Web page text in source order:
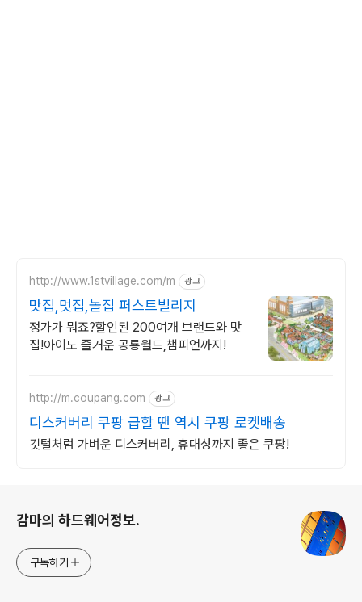
http://www.1stvillage.com/m 광고
맛집,멋집,놀집 퍼스트빌리지
정가가 뭐죠?할인된 200여개 브랜드와 맛
집!아이도 즐거운 공룡월드,챔피언까지!
http://m.coupang.com 광고
디스커버리 쿠팡 급할 땐 역시 쿠팡 로켓배송
깃털처럼 가벼운 디스커버리, 휴대성까지 좋은 쿠팡!
감마의 하드웨어정보.
구독하기